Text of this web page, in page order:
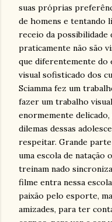
suas próprias
de homens e tentando
receio da possibilidade
praticamente não são
que diferentemente do
visual sofisticado dos
Sciamma fez um
fazer um trabalho
enormemente
dilemas dessas
respeitar. Grande
uma escola de natação
treinam nado
filme entra nessa
paixão pelo esporte,
amizades, para ter